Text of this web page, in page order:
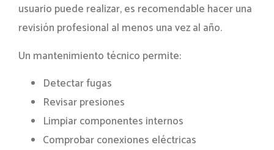
usuario puede realizar, es recomendable hacer una
revisión profesional al menos una vez al año.
Un mantenimiento técnico permite:
Detectar fugas
Revisar presiones
Limpiar componentes internos
Comprobar conexiones eléctricas